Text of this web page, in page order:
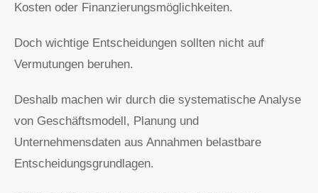
Kosten oder Finanzierungsmöglichkeiten.
Doch wichtige Entscheidungen sollten nicht auf
Vermutungen beruhen.
Deshalb machen wir durch die systematische Analyse
von Geschäftsmodell, Planung und
Unternehmensdaten aus Annahmen belastbare
Entscheidungsgrundlagen.